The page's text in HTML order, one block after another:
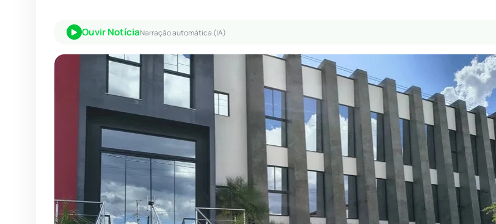
Ouvir NotíciaNarração automática (IA)